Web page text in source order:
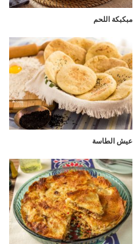
مبكبكة اللحم
عيش الطاسة